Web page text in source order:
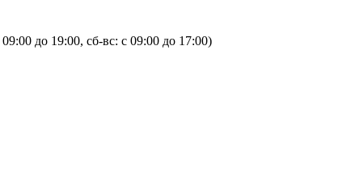
09:00 до 19:00, сб-вс: с 09:00 до 17:00)